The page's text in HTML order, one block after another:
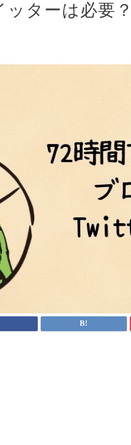
ッターは必要